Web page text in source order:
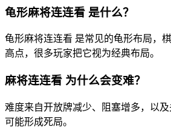
龟形麻将连连看 是什么？
龟形麻将连连看 是常见的龟形布局，
高点，很多玩家把它视为经典布局。
麻将连连看 为什么会变难？
难度来自开放牌减少、阻塞增多，以
可能形成死局。